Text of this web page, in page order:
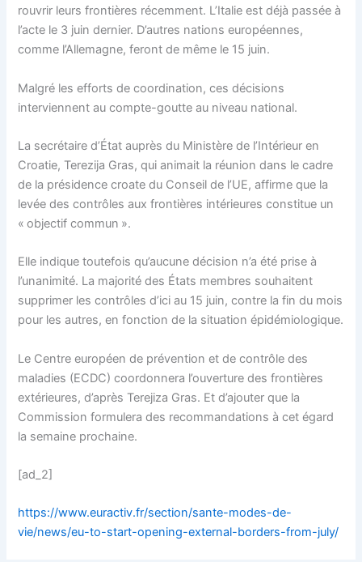
rouvrir leurs frontières récemment. L’Italie est déjà passée à
l’acte le 3 juin dernier. D’autres nations européennes,
comme l’Allemagne, feront de même le 15 juin.
Malgré les efforts de coordination, ces décisions
interviennent au compte-goutte au niveau national.
La secrétaire d’État auprès du Ministère de l’Intérieur en
Croatie, Terezija Gras, qui animait la réunion dans le cadre
de la présidence croate du Conseil de l’UE, affirme que la
levée des contrôles aux frontières intérieures constitue un
« objectif commun ».
Elle indique toutefois qu’aucune décision n’a été prise à
l’unanimité. La majorité des États membres souhaitent
supprimer les contrôles d’ici au 15 juin, contre la fin du mois
pour les autres, en fonction de la situation épidémiologique.
Le Centre européen de prévention et de contrôle des
maladies (ECDC) coordonnera l’ouverture des frontières
extérieures, d’après Terejiza Gras. Et d’ajouter que la
Commission formulera des recommandations à cet égard
la semaine prochaine.
[ad_2]
https://www.euractiv.fr/section/sante-modes-de-
vie/news/eu-to-start-opening-external-borders-from-july/